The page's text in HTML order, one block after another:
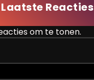
Laatste Reacties
om te tonen.